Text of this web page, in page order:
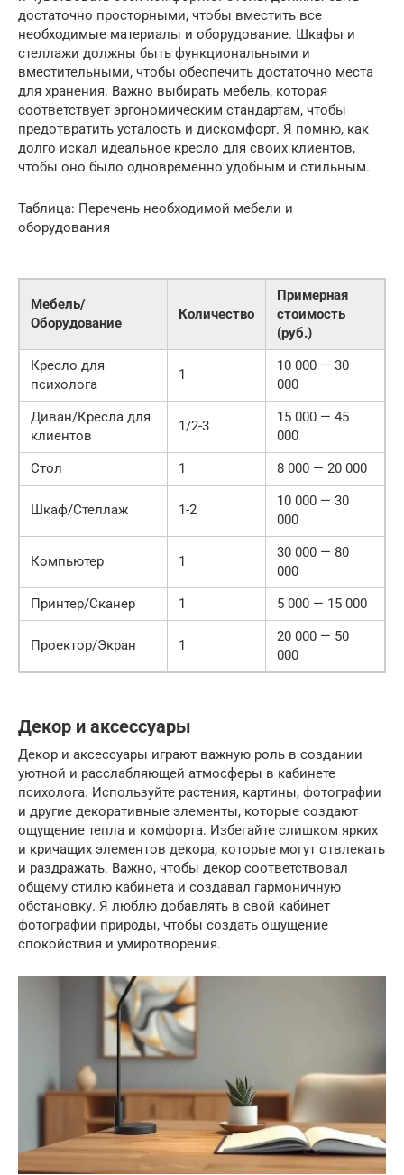
достаточно просторными, чтобы вместить все
необходимые материалы и оборудование. Шкафы и
стеллажи должны быть функциональными и
вместительными, чтобы обеспечить достаточно места
для хранения. Важно выбирать мебель, которая
соответствует эргономическим стандартам, чтобы
предотвратить усталость и дискомфорт. Я помню, как
долго искал идеальное кресло для своих клиентов,
чтобы оно было одновременно удобным и стильным.
Таблица: Перечень необходимой мебели и
оборудования
Мебель/
Оборудование
Количество
Примерная
стоимость
(руб.)
Кресло для
психолога
1
10 000 — 30
000
Диван/Кресла для
клиентов
1/2-3
15 000 — 45
000
Стол
1 8 000 — 20 000
Шкаф/Стеллаж 1-2
10 000 — 30
000
Компьютер 1
30 000 — 80
000
Принтер/Сканер
1 5 000 — 15 000
Проектор/Экран 1
20 000 — 50
000
Декор и аксессуары
Декор и аксессуары играют важную роль в создании
уютной и расслабляющей атмосферы в кабинете
психолога. Используйте растения, картины, фотографии
и другие декоративные элементы, которые создают
ощущение тепла и комфорта. Избегайте слишком ярких
и кричащих элементов декора, которые могут отвлекать
и раздражать. Важно, чтобы декор соответствовал
общему стилю кабинета и создавал гармоничную
обстановку. Я люблю добавлять в свой кабинет
фотографии природы, чтобы создать ощущение
спокойствия и умиротворения.